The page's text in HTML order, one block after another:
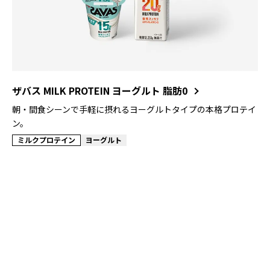
ザバス MILK PROTEIN ヨーグルト 脂肪0
朝・間食シーンで手軽に摂れるヨーグルトタイプの本格プロテイ
ン。
ミルクプロテイン ヨーグルト